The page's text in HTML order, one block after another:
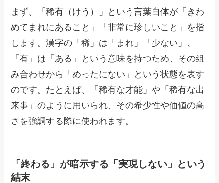
まず、「稀有（けう）」という言葉自体が「きわ
めてまれにあること」「非常に珍しいこと」を指
します。漢字の「稀」は「まれ」「少ない」、
「有」は「ある」という意味を持つため、その組
み合わせから「めったにない」という状態を表す
のです。たとえば、「稀有な才能」や「稀有な出
来事」のように用いられ、その希少性や価値の高
さを強調する際に使われます。
「終わる」が暗示する「実現しない」という
結末